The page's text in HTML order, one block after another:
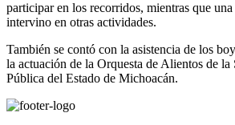
participar en los recorridos, mientras que
intervino en otras actividades.
También se contó con la asistencia de los
la actuación de la Orquesta de Alientos de la
Pública del Estado de Michoacán.